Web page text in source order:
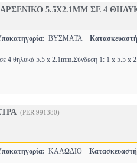
5.5X2.1MM ΣΕ 4
ΒΥΣΜΑΤΑ
4 θηλυκά 5.5 x 2.1mm.Σύνδεση 1: 1 x 5.5 x
(PER.991380)
ΚΑΛΩΔΙΟ